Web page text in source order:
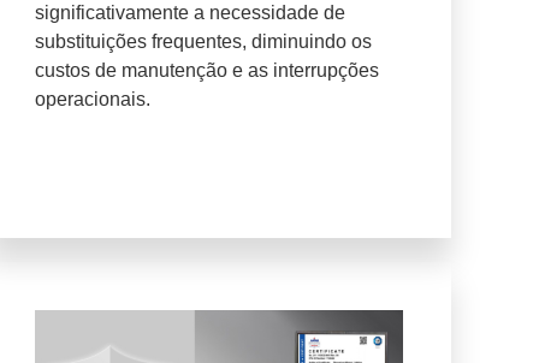
significativamente a necessidade de
substituições frequentes, diminuindo os
custos de manutenção e as interrupções
operacionais.